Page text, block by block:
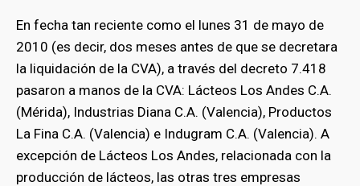
En fecha tan reciente como el lunes 31 de mayo de
2010 (es decir, dos meses antes de que se decretara
la liquidación de la CVA), a través del decreto 7.418
pasaron a manos de la CVA: Lácteos Los Andes C.A.
(Mérida), Industrias Diana C.A. (Valencia), Productos
La Fina C.A. (Valencia) e Indugram C.A. (Valencia). A
excepción de Lácteos Los Andes, relacionada con la
producción de lácteos, las otras tres empresas